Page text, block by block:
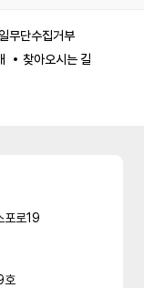
무단수집거부
찾아오시는 길
포로19
호